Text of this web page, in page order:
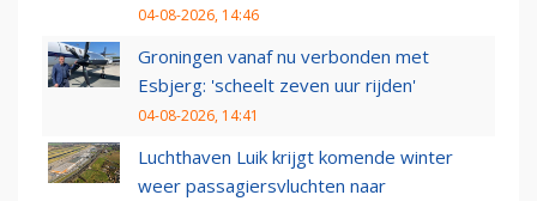
04-08-2026, 14:46
Groningen vanaf nu verbonden met
Esbjerg: 'scheelt zeven uur rijden'
04-08-2026, 14:41
Luchthaven Luik krijgt komende winter
weer passagiersvluchten naar